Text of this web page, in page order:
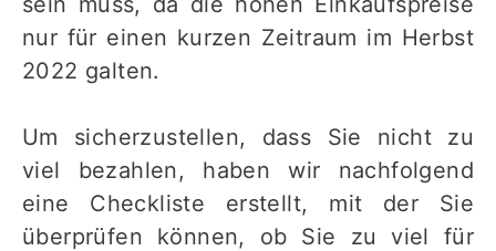
nur für einen kurzen Zeitraum im Herbst
2022 galten.
Um sicherzustellen, dass Sie nicht zu
viel bezahlen, haben wir nachfolgend
eine Checkliste erstellt, mit der Sie
überprüfen können, ob Sie zu viel für